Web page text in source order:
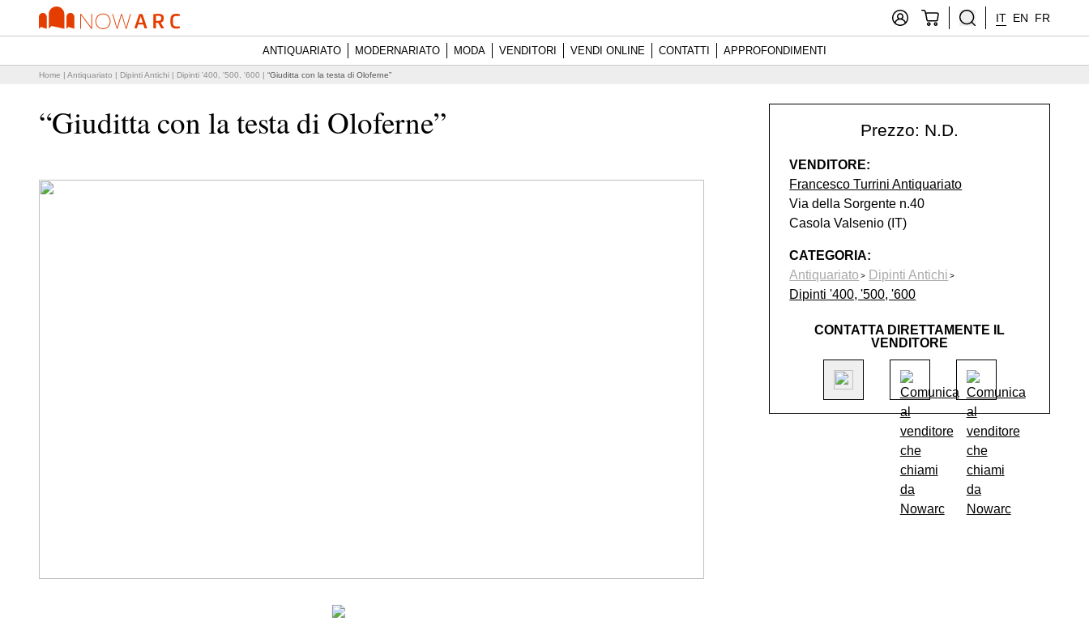
IT EN FR
ANTIQUARIATO MODERNARIATO MODA VENDITORI VENDI ONLINE CONTATTI APPROFONDIMENTI
Home | Antiquariato | Dipinti Antichi | Dipinti '400, '500, '600 | “Giuditta con la testa di Oloferne”
“Giuditta con la testa di Oloferne” Prezzo: N.D.
VENDITORE:
Francesco Turrini Antiquariato
Via della Sorgente n.40
Casola Valsenio (IT)
CATEGORIA:
Antiquariato
Dipinti Antichi
Dipinti '400, '500, '600
CONTATTA DIRETTAMENTE IL
VENDITORE